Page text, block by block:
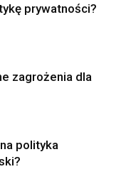
prywatności?
zagrożenia dla
polityka